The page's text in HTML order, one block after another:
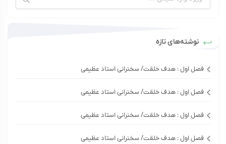
نوشته‌های تازه
فصل اول : هدف خلقت/ سخنرانی استاد عظیمی
فصل اول : هدف خلقت/ سخنرانی استاد عظیمی
فصل اول : هدف خلقت/ سخنرانی استاد عظیمی
فصل اول : هدف خلقت/ سخنرانی استاد عظیمی